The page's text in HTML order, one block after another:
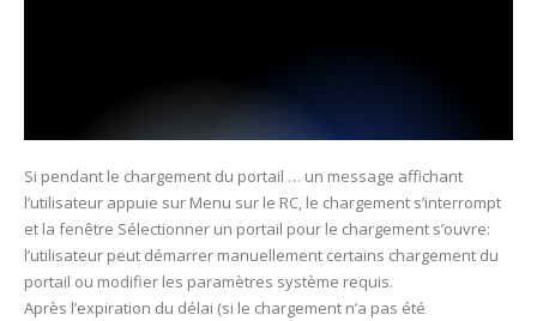
Si pendant le chargement du portail … un message affichant
l’utilisateur appuie sur Menu sur le RC, le chargement s’interrompt
et la fenêtre Sélectionner un portail pour le chargement s’ouvre:
l’utilisateur peut démarrer manuellement certains chargement du
portail ou modifier les paramètres système requis.
Après l’expiration du délai (si le chargement n’a pas été